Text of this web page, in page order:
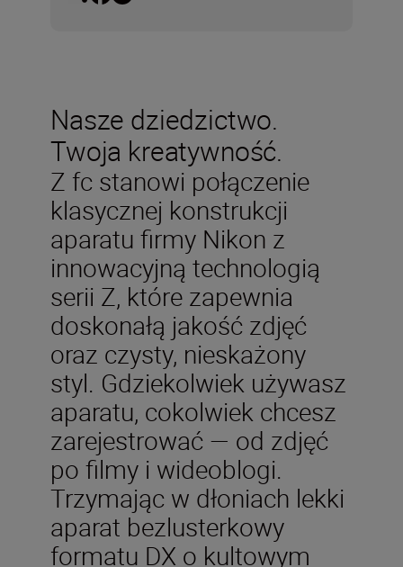
Nasze dziedzictwo.
Twoja kreatywność.
Z fc stanowi połączenie
klasycznej konstrukcji
aparatu firmy Nikon z
innowacyjną technologią
serii Z, które zapewnia
doskonałą jakość zdjęć
oraz czysty, nieskażony
styl. Gdziekolwiek używasz
aparatu, cokolwiek chcesz
zarejestrować — od zdjęć
po filmy i wideoblogi.
Trzymając w dłoniach lekki
aparat bezlusterkowy
formatu DX o kultowym